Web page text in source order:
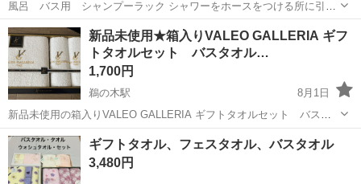
風呂 バス用 シャンプーラック シャワーをホースをつける所に引っ
掛けて使用する シャンプーラックです 中古です ご理解ください
東京 杉並区 高円寺駅 家庭用品
新品未使用★箱入りVALEO GALLERIA ギフ
トタオルセット バスタオル…
1,700円
鵜の木駅
8月1日
新品未使用の箱入りVALEO GALLERIA ギフトタオルセット バスタ
オル×1 フェイスタオル×2 です。 おなじみイタリアのブランド
VALEO GALLERIAの白のタオルセットギフトで、バスタオル1枚、フ
ェイスタ...
東京 大田区 鵜の木駅 家庭用品 タオル
ギフトタオル、フェスタオル、バスタオル
3,480円